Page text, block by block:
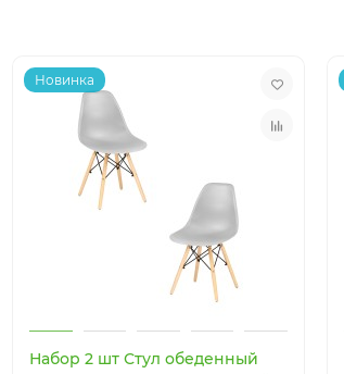
Новинка
Набор 2 шт Стул обеденный